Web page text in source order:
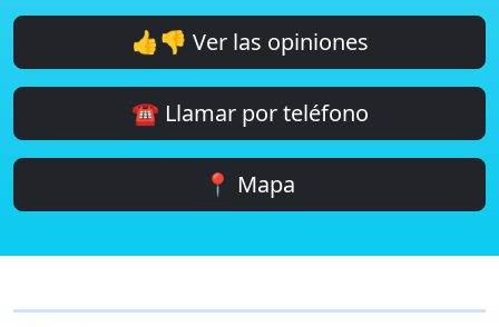
👍👎 Ver las opiniones
☎️ Llamar por teléfono
📍 Mapa